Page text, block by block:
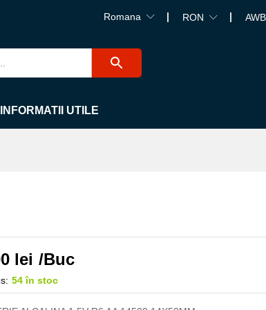
Romana RON
INFORMATII UTILE
lei /Buc
54 în stoc